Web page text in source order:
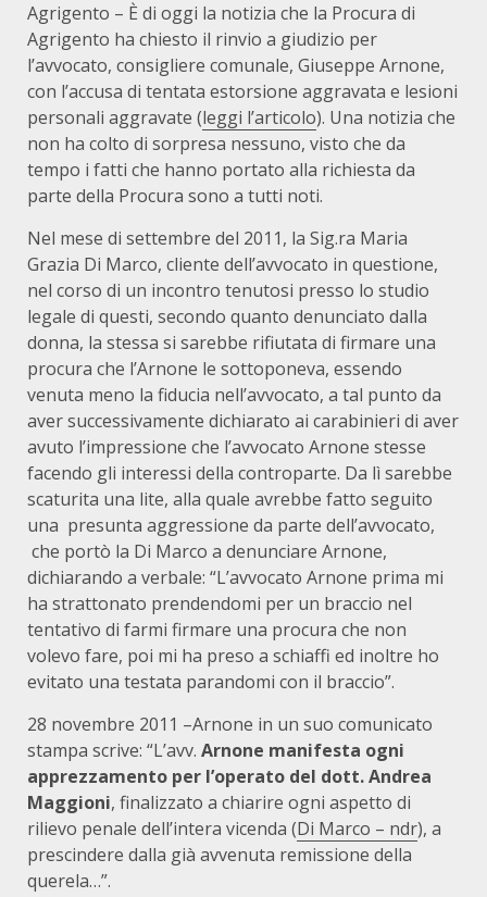
Agrigento – È di oggi la notizia che la Procura di
Agrigento ha chiesto il rinvio a giudizio per
l’avvocato, consigliere comunale, Giuseppe Arnone,
con l’accusa di tentata estorsione aggravata e lesioni
personali aggravate (leggi l’articolo). Una notizia che
non ha colto di sorpresa nessuno, visto che da
tempo i fatti che hanno portato alla richiesta da
parte della Procura sono a tutti noti.
Nel mese di settembre del 2011, la Sig.ra Maria
Grazia Di Marco, cliente dell’avvocato in questione,
nel corso di un incontro tenutosi presso lo studio
legale di questi, secondo quanto denunciato dalla
donna, la stessa si sarebbe rifiutata di firmare una
procura che l’Arnone le sottoponeva, essendo
venuta meno la fiducia nell’avvocato, a tal punto da
aver successivamente dichiarato ai carabinieri di aver
avuto l’impressione che l’avvocato Arnone stesse
facendo gli interessi della controparte. Da lì sarebbe
scaturita una lite, alla quale avrebbe fatto seguito
una presunta aggressione da parte dell’avvocato,
che portò la Di Marco a denunciare Arnone,
dichiarando a verbale: “L’avvocato Arnone prima mi
ha strattonato prendendomi per un braccio nel
tentativo di farmi firmare una procura che non
volevo fare, poi mi ha preso a schiaffi ed inoltre ho
evitato una testata parandomi con il braccio”.
28 novembre 2011 –Arnone in un suo comunicato
stampa scrive: “L’avv. Arnone manifesta ogni
apprezzamento per l’operato del dott. Andrea
Maggioni, finalizzato a chiarire ogni aspetto di
rilievo penale dell’intera vicenda (Di Marco – ndr), a
prescindere dalla già avvenuta remissione della
querela…”.